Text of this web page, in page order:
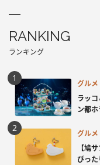
RANKING
ランキング
グルメ
ラッ
ン都
グルメ
【鳩
ぴっ